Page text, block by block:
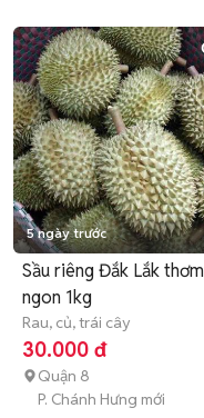
5 ngày trước
Sầu riêng Đắk Lắk thơm
ngon 1kg
Rau, củ, trái cây
30.000 đ
Quận 8
P. Chánh Hưng mới